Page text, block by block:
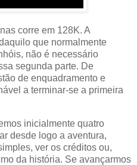
corre em 128K. A
que normalmente
não é necessário
segunda parte. De
de enquadramento e
a terminar-se a primeira
inicialmente quatro
desde logo a aventura,
ver os créditos ou,
da história. Se avançarmos